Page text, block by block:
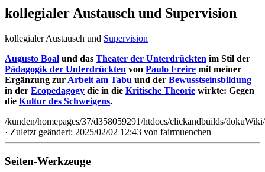
kollegialer Austausch und Supervision
kollegialer Austausch und Supervision
Augusto Boal und das Theater der Unterdrückten im Stil der
Pädagogik der Unterdrückten von Paulo Freire mit meiner
Ergänzung zur Arbeit am Tabu und der Bewusstseinsbildung
in der Ecopedagogy die in die Kritische Theorie wirkte: Gegen
die Kultur des Schweigens.
/kunden/homepages/37/d358059291/htdocs/clickandbuilds/
· Zuletzt geändert: 2025/02/02 12:43 von fairmuenchen
Seiten-Werkzeuge